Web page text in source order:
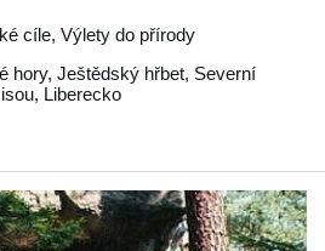
cíle, Výlety do přírody
hory, Ještědský hřbet, Severní
, Liberecko